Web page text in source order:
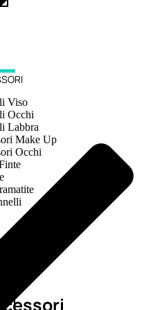
Viso
Occhi
Labbra
Make Up
Occhi